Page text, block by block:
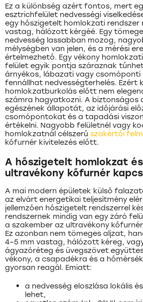
Ez a különbség azért fontos, mert
esztrichfelület nedvességi
egy hőszigetelt homlokzati rendszer
vastag, hálózott kérgéé. Egy
nedvesség lassabban mozog,
mélységben van jelen, és a mérési
értelmezhető. Egy vékony
felület egyik pontja száraznak
árnyékos, lábazati vagy csomóponti
fennállhat nedvességterhelés. Ezért
homlokzatburkolás előtt nem
számra hagyatkozni. A biztonságos
egészének állapotát, az időjárási
csomópontokat és a tapadási
értékelni. Nagyobb felületnél vagy
homlokzatnál célszerű szakértői
kőfurnér kivitelezés előtt.
A hőszigetelt homlokzat
ultravékony kőfurnér
A mai modern épületek külső
az elvárt energetikai teljesítmény
jellemzően hőszigetelt rendszerrel
rendszernek mindig van egy záró
a szakember az ultravékony
Ez azonban nem tömeges aljzat,
4–5 mm vastag, hálózott kéreg,
ágyazóréteg és üvegszövet
vékony, a csapadékra és a
gyorsan reagál. Emiatt:
a nedvesség eloszlása lokális
lehet,